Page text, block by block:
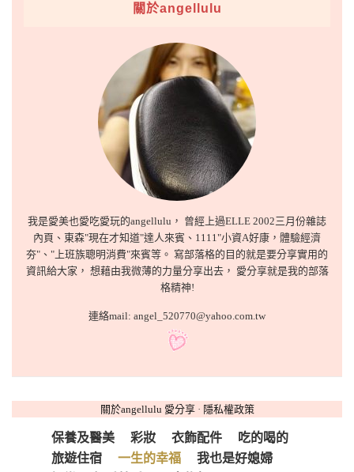
關於angellulu
我是愛美也愛吃愛玩的angellulu， 曾經上過ELLE 2002三月份雜誌
內頁、東森"現在才知道"達人來賓、1111"小資A好康，體驗經濟
夯"、"上班族聰明消費"來賓等。 寫部落格的目的就是要分享實用的
資訊給大家， 想藉由我微薄的力量分享出去， 愛分享就是我的部落
格精神!
連絡mail: angel_520770@yahoo.com.tw
關於angellulu 愛分享· 隱私權政策
保養及醫美 彩妝 衣飾配件
吃的喝的
旅遊住宿
一生的幸福
我也是好媳婦